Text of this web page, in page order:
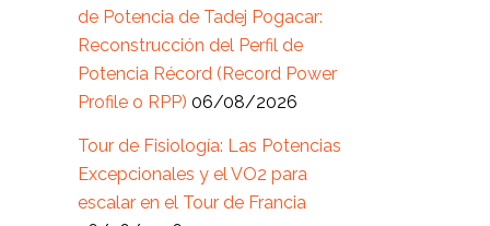
de Potencia de Tadej Pogacar:
Reconstrucción del Perfil de
Potencia Récord (Record Power
Profile o RPP) 06/08/2026
Tour de Fisiología: Las Potencias
Excepcionales y el VO2 para
escalar en el Tour de Francia